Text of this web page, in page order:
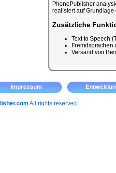
PhonePublisher
realisiert auf Grundlage
Zusätzliche
Text to Speech
Fremdsprachen
Versand von
Impressum
All rights reserved.